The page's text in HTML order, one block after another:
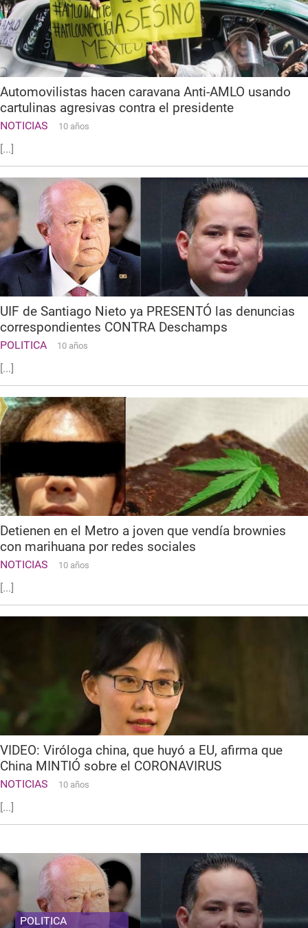
Automovilistas hacen caravana Anti-AMLO usando
cartulinas agresivas contra el presidente
NOTICIAS 10 años
[...]
UIF de Santiago Nieto ya PRESENTÓ las denuncias
correspondientes CONTRA Deschamps
POLITICA 10 años
[...]
Detienen en el Metro a joven que vendía brownies
con marihuana por redes sociales
NOTICIAS 10 años
[...]
VIDEO: Viróloga china, que huyó a EU, afirma que
China MINTIÓ sobre el CORONAVIRUS
NOTICIAS 10 años
[...]
POLITICA